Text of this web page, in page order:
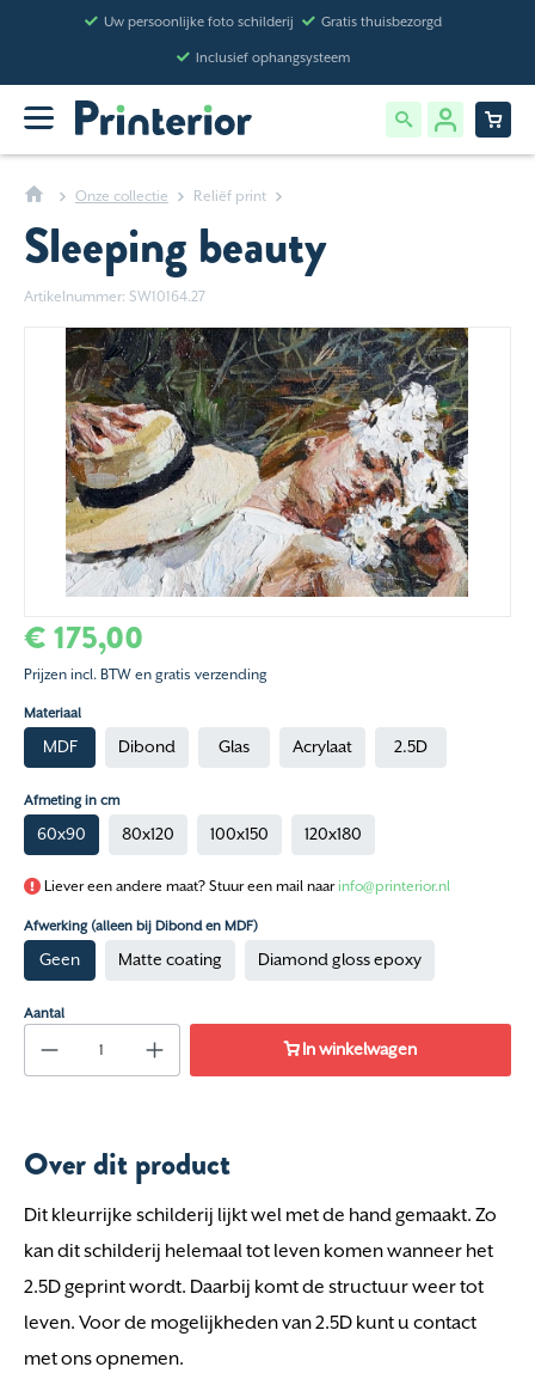
Uw persoonlijke foto schilderij Gratis thuisbezorgd
Inclusief ophangsysteem
Onze collectie Reliëf print
Sleeping beauty
Artikelnummer: SW10164.27
€ 175,00
Prijzen incl. BTW en gratis verzending
Materiaal
MDF Dibond Glas Acrylaat 2.5D
Afmeting in cm
60x90 80x120 100x150 120x180
Liever een andere maat? Stuur een mail naar info@printerior.nl
Afwerking (alleen bij Dibond en MDF)
Geen Matte coating Diamond gloss epoxy
Aantal
In winkelwagen
Over dit product
Dit kleurrijke schilderij lijkt wel met de hand gemaakt. Zo
kan dit schilderij helemaal tot leven komen wanneer het
2.5D geprint wordt. Daarbij komt de structuur weer tot
leven. Voor de mogelijkheden van 2.5D kunt u contact
met ons opnemen.